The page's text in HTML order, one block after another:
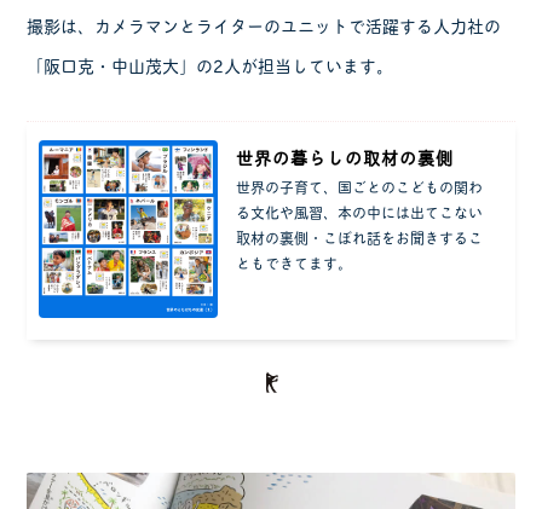
撮影は、カメラマンとライターのユニットで活躍する人力社の
「阪口克・中山茂大」の2人が担当しています。
世界の暮らしの取材の裏側
世界の子育て、国ごとのこどもの関わ
る文化や風習、本の中には出てこない
取材の裏側・こぼれ話をお聞きするこ
ともできてます。